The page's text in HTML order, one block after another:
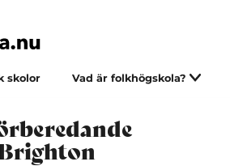
skolor Vad är folkhögskola?